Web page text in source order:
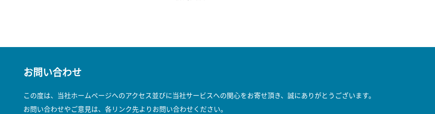
お問い合わせ
この度は、当社ホームページへのアクセス並びに当社サービスへの関心をお寄せ頂き、誠にありがとうございます。
お問い合わせやご意見は、各リンク先よりお問い合わせください。